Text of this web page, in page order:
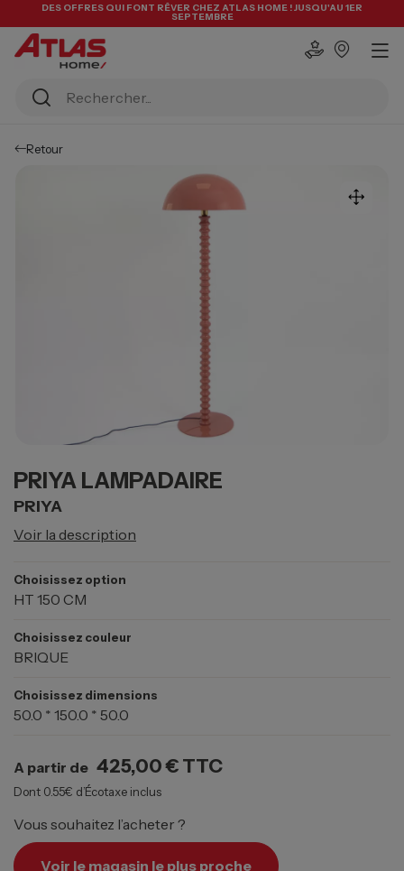
DES OFFRES QUI FONT RÊVER CHEZ ATLAS HOME ! JUSQU'AU 1ER
SEPTEMBRE
Retour
PRIYA LAMPADAIRE
PRIYA
Voir la description
Choisissez option
HT 150 CM
Choisissez couleur
BRIQUE
Choisissez dimensions
50.0 * 150.0 * 50.0
A partir de 425,00 € TTC
Dont 0.55€ d’Écotaxe inclus
Vous souhaitez l’acheter ?
Voir le magasin le plus proche